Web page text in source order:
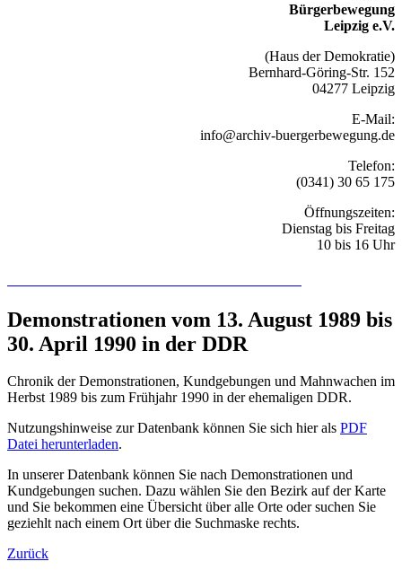
Bürgerbewegung
Leipzig e.V.
(Haus der Demokratie)
Bernhard-Göring-Str. 152
04277 Leipzig
E-Mail:
info@archiv-buergerbewegung.de
Telefon:
(0341) 30 65 175
Öffnungszeiten:
Dienstag bis Freitag
10 bis 16 Uhr
Demonstrationen vom 13. August 1989 bis
30. April 1990 in der DDR
Chronik der Demonstrationen, Kundgebungen und Mahnwachen im
Herbst 1989 bis zum Frühjahr 1990 in der ehemaligen DDR.
Nutzungshinweise zur Datenbank können Sie sich hier als PDF
Datei herunterladen.
In unserer Datenbank können Sie nach Demonstrationen und
Kundgebungen suchen. Dazu wählen Sie den Bezirk auf der Karte
und Sie bekommen eine Übersicht über alle Orte oder suchen Sie
geziehlt nach einem Ort über die Suchmaske rechts.
Zurück